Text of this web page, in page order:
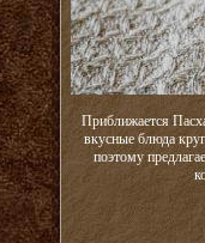
Приближается
вкусные блюда
поэтому